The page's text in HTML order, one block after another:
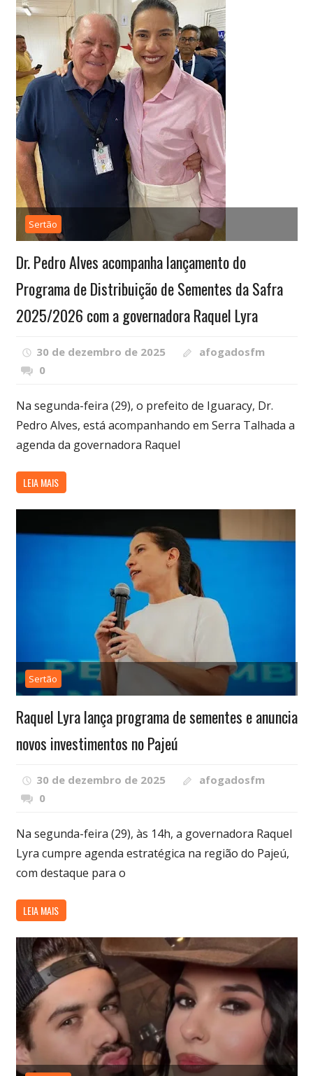
Sertão
Dr. Pedro Alves acompanha lançamento do
Programa de Distribuição de Sementes da Safra
2025/2026 com a governadora Raquel Lyra
30 de dezembro de 2025
afogadosfm
0
Na segunda-feira (29), o prefeito de Iguaracy, Dr.
Pedro Alves, está acompanhando em Serra Talhada a
agenda da governadora Raquel
LEIA MAIS
Sertão
Raquel Lyra lança programa de sementes e anuncia
novos investimentos no Pajeú
30 de dezembro de 2025
afogadosfm
0
Na segunda-feira (29), às 14h, a governadora Raquel
Lyra cumpre agenda estratégica na região do Pajeú,
com destaque para o
LEIA MAIS